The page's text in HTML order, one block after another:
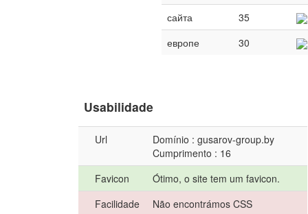
сайта
35
европе
30
Usabilidade
Url
Domínio : gusarov-group.by
Cumprimento : 16
Favicon
Ótimo, o site tem um favicon.
Facilidade
Não encontrámos CSS